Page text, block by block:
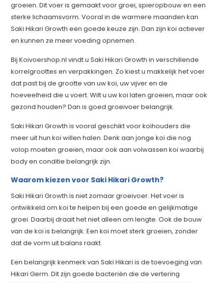
groeien. Dit voer is gemaakt voor groei, spieropbouw en een
sterke lichaamsvorm. Vooral in de warmere maanden kan
Saki Hikari Growth een goede keuze zijn. Dan zijn koi actiever
en kunnen ze meer voeding opnemen.
Bij Koivoershop.nl vindt u Saki Hikari Growth in verschillende
korrelgroottes en verpakkingen. Zo kiest u makkelijk het voer
dat past bij de grootte van uw koi, uw vijver en de
hoeveelheid die u voert. Wilt u uw koi laten groeien, maar ook
gezond houden? Dan is goed groeivoer belangrijk.
Saki Hikari Growth is vooral geschikt voor koihouders die
meer uit hun koi willen halen. Denk aan jonge koi die nog
volop moeten groeien, maar ook aan volwassen koi waarbij
body en conditie belangrijk zijn.
Waarom kiezen voor Saki Hikari Growth?
Saki Hikari Growth is niet zomaar groeivoer. Het voer is
ontwikkeld om koi te helpen bij een goede en gelijkmatige
groei. Daarbij draait het niet alleen om lengte. Ook de bouw
van de koi is belangrijk. Een koi moet sterk groeien, zonder
dat de vorm uit balans raakt.
Een belangrijk kenmerk van Saki Hikari is de toevoeging van
Hikari Germ. Dit zijn goede bacteriën die de vertering